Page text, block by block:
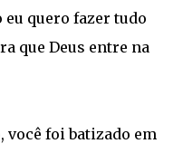
eu quero fazer tudo
que Deus entre na
você foi batizado em